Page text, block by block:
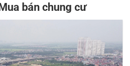
bán chung cư